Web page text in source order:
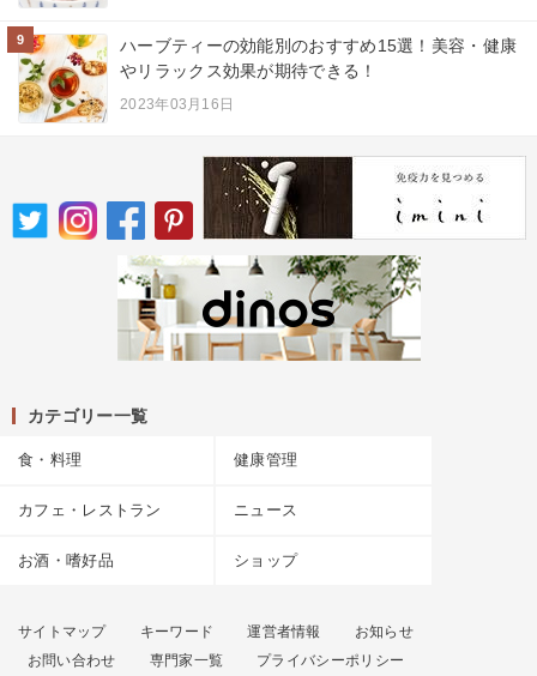
9
ハーブティーの効能別のおすすめ15選！美容・健康
やリラックス効果が期待できる！
2023年03月16日
カテゴリー一覧
食・料理 健康管理
カフェ・レストラン ニュース
お酒・嗜好品 ショップ
サイトマップ キーワード 運営者情報
お知らせ
お問い合わせ
専門家一覧 プライバシーポリシー